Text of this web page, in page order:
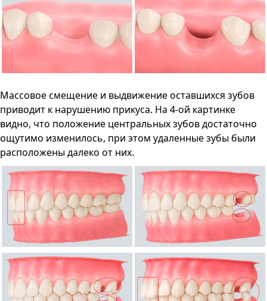
Массовое смещение и выдвижение оставшихся зубов
приводит к нарушению прикуса. На 4-ой картинке
видно, что положение центральных зубов достаточно
ощутимо изменилось, при этом удаленные зубы были
расположены далеко от них.